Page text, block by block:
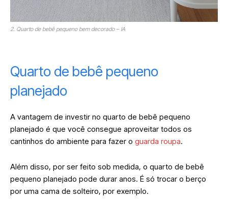
2. Quarto de bebê pequeno bem decorado – IA
Quarto de bebê pequeno
planejado
A vantagem de investir no quarto de bebê pequeno
planejado é que você consegue aproveitar todos os
cantinhos do ambiente para fazer o guarda roupa.
Além disso, por ser feito sob medida, o quarto de bebê
pequeno planejado pode durar anos. É só trocar o berço
por uma cama de solteiro, por exemplo.